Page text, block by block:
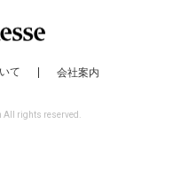
て 会社案内
All rights reserved.